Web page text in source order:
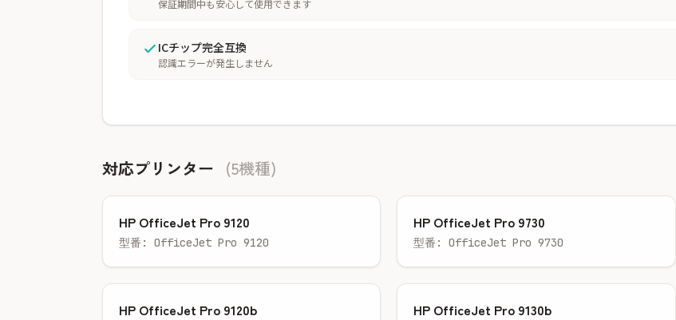
保証期間中も安心して使用できます
ICチップ完全互換
認識エラーが発生しません
対応プリンター (5機種)
HP OfficeJet Pro 9120
型番: OfficeJet Pro 9120
HP OfficeJet Pro 9730
型番: OfficeJet Pro 9730
HP OfficeJet Pro 9120b HP OfficeJet Pro 9130b